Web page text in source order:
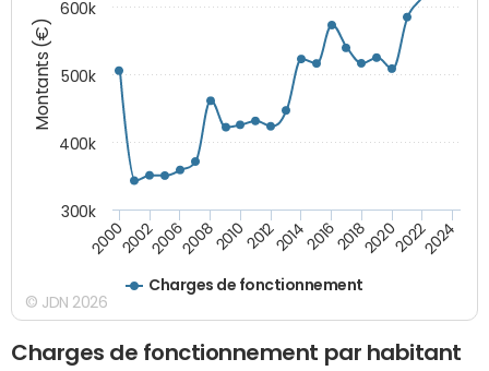
Montants (€)
Charges de fonctionnement
200020022006200820102012201420162018202020222024
300k
400k
500k
600k
© JDN 2026
Charges de fonctionnement par habitant